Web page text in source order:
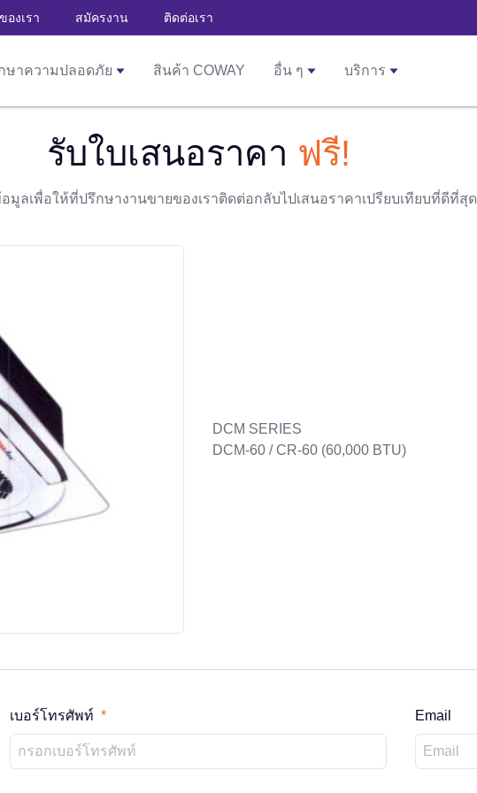
องเรา สมัครงาน ติดต่อเรา
ษาความปลอดภัย สินค้า COWAY อื่น ๆ บริการ
รับใบเสนอราคา ฟรี!
ลเพื่อให้ที่ปรึกษางานขายของเราติดต่อกลับไปเสนอราคาเปรียบเทียบที่ดีที่สุด
DCM SERIES
DCM-60 / CR-60 (60,000 BTU)
เบอร์โทรศัพท์ Email